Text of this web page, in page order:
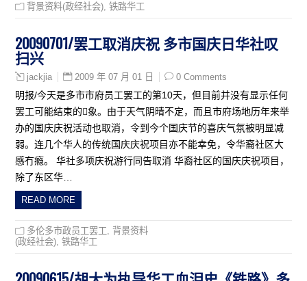
背景资料(政经社会) ,铁路华工
20090701/罢工取消庆祝 多市国庆日华社叹
扫兴
jackjia 2009 年 07 月 01 日 0 Comments
明报/今天是多市市府员工罢工的第10天，但目前并没有显示任何
罢工可能结束的象。由于天气阴晴不定，而且市府场地历年来举
办的国庆庆祝活动也取消，令到今个国庆节的喜庆气氛被明显减
弱。连几个华人的传统国庆庆祝项目亦不能幸免，令华裔社区大
感冇瘾。 华社多项庆祝游行同告取消 华裔社区的国庆庆祝项目，
除了东区华…
READ MORE
多伦多市政员工罢工
背景资料
(政经社会) ,铁路华工